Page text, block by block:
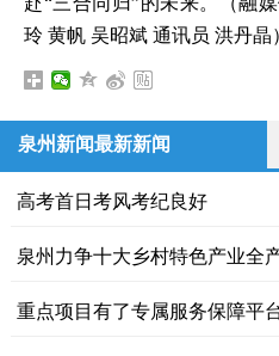
玲 黄帆 吴昭斌 通讯员 洪丹晶
泉州新闻最新新闻
高考首日考风考纪良好
泉州力争十大乡村特色产业全
重点项目有了专属服务保障平